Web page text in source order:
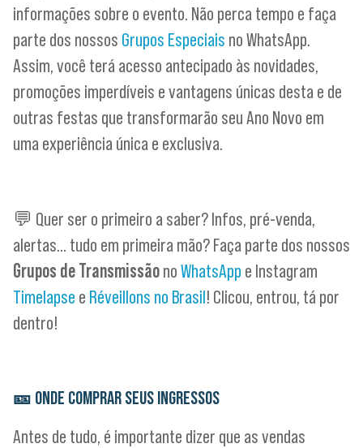
informações sobre o evento. Não perca tempo e faça
parte dos nossos Grupos Especiais no WhatsApp.
Assim, você terá acesso antecipado às novidades,
promoções imperdíveis e vantagens únicas desta e de
outras festas que transformarão seu Ano Novo em
uma experiência única e exclusiva.
💬 Quer ser o primeiro a saber? Infos, pré-venda,
alertas… tudo em primeira mão? Faça parte dos nossos
Grupos de TransmissãonoWhatsApp e Instagram
Timelapse e Réveillons no Brasil! Clicou, entrou, tá por
dentro!
🎫 ONDE COMPRAR SEUS INGRESSOS
Antes de tudo, é importante dizer que as vendas